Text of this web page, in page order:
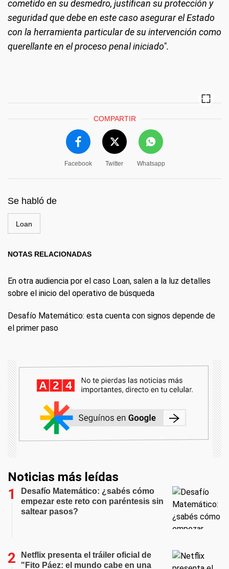
cometido en su desmedro, justifican su protección y
seguridad que debe en este caso asegurar el Estado
con la herramienta particular de su intervención como
querellante en el proceso penal iniciado".
COMPARTIR
Facebook Twitter Whatsapp
Se habló de
Loan
NOTAS RELACIONADAS
En otra audiencia por el caso Loan, salen a la luz detalles
sobre el inicio del operativo de búsqueda
Desafío Matemático: esta cuenta con signos depende de
el primer paso
Noticias más leídas
Desafío Matemático: ¿sabés cómo
empezar este reto con paréntesis sin
saltear pasos?
Netflix presenta el tráiler oficial de
"Fito Páez: el mundo cabe en una